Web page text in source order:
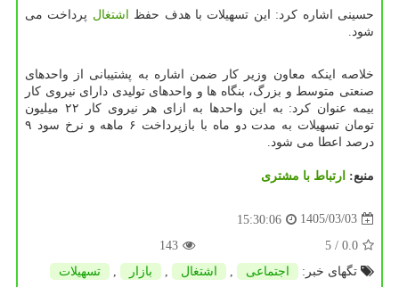
حسینی اشاره کرد: این تسهیلات با هدف حفظ اشتغال پرداخت می
شود.
خلاصه اینکه معاون وزیر کار ضمن اشاره به پشتیبانی از واحدهای
صنعتی متوسط و بزرگ، بنگاه ها و واحدهای تولیدی دارای نیروی کار
بیمه عنوان کرد: به این واحدها به ازای هر نیروی کار ۲۲ میلیون
تومان تسهیلات به مدت دو ماه با بازپرداخت ۶ ماهه و نرخ سود ۹
درصد اعطا می شود.
منبع: ارتباط با مشتری
1405/03/03
15:30:06
0.0
/ 5
143
تگهای خبر:
اجتماعی اشتغال بازار تسهیلات